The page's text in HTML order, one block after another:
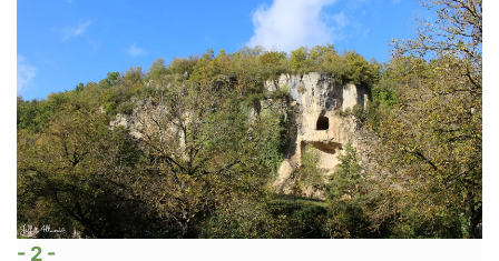
- 2 -